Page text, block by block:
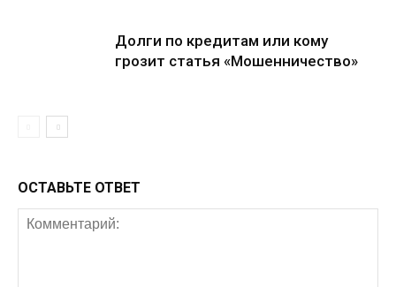
Долги по кредитам или кому
грозит статья «Мошенничество»
ОСТАВЬТЕ ОТВЕТ